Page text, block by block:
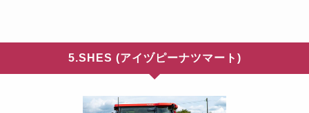
5.SHES (アイヅピーナツマート)